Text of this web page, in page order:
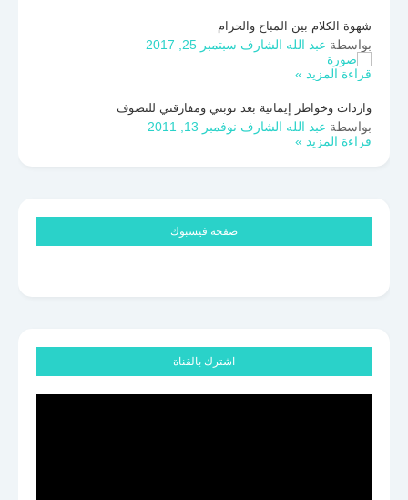
شهوة الكلام بين المباح والحرام
بواسطة عبد الله الشارف سبتمبر 25, 2017
قراءة المزيد »
واردات وخواطر إيمانية بعد توبتي ومفارقتي للتصوف
بواسطة عبد الله الشارف نوفمبر 13, 2011
قراءة المزيد »
صفحة فيسبوك
اشترك بالقناة